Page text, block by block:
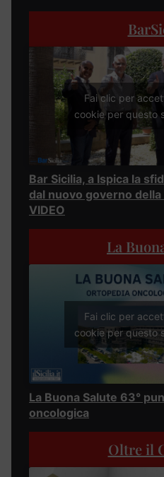
Fai clic per
cookie per questo
Bar Sicilia, a Ispica la
dal nuovo governo della
VIDEO
La
Fai clic per
cookie per questo
La Buona Salute 63°
oncologica
Oltre il